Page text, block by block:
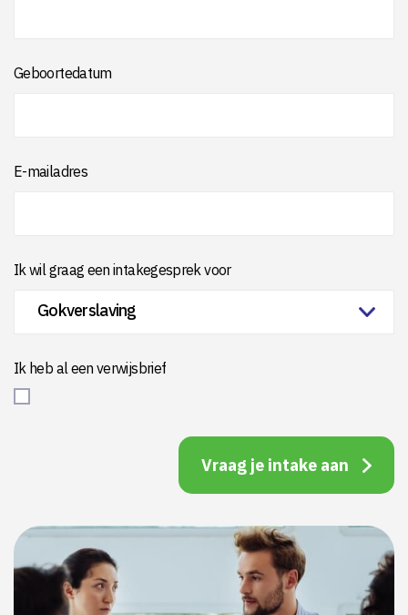
Geboortedatum
E-mailadres
Ik wil graag een intakegesprek voor
Ik heb al een verwijsbrief